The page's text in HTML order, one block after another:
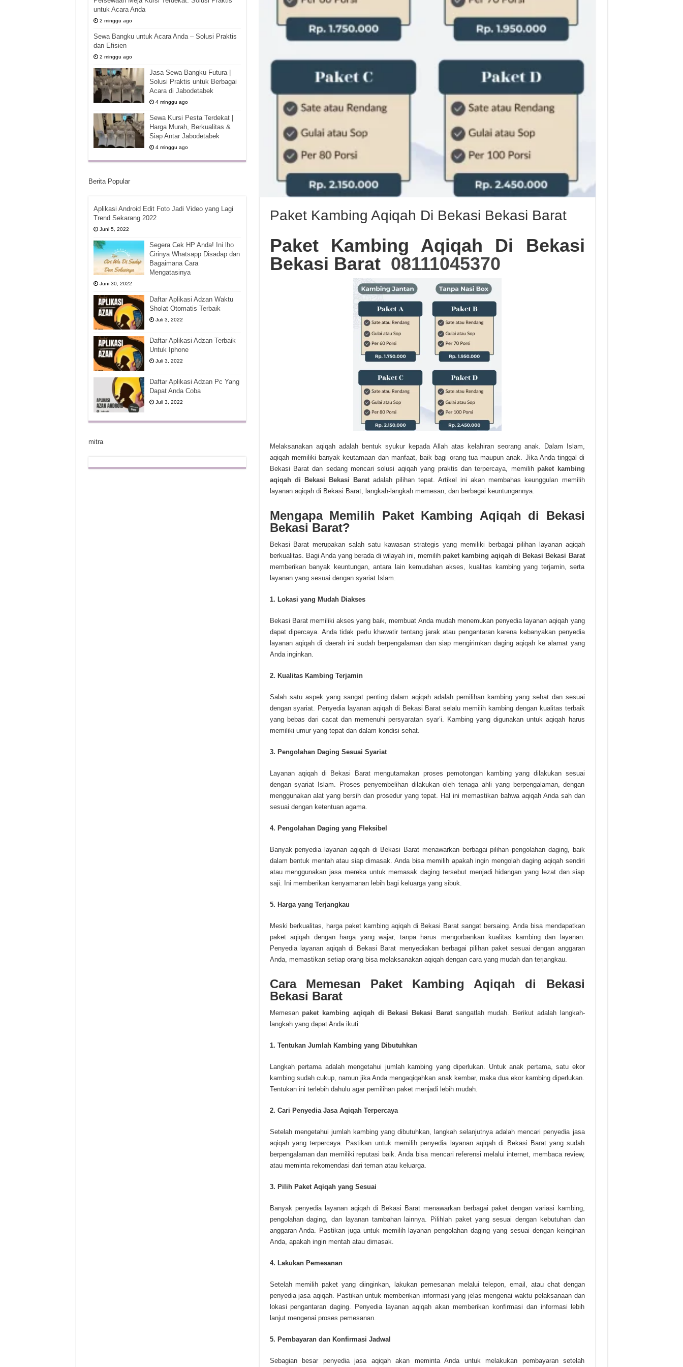
Paket Kambing Aqiqah Di Bekasi Bekasi Barat
Paket Kambing Aqiqah Di Bekasi
Bekasi Barat 08111045370
Melaksanakan aqiqah adalah bentuk syukur kepada Allah atas kelahiran seorang anak. Dalam Islam,
aqiqah memiliki banyak keutamaan dan manfaat, baik bagi orang tua maupun anak. Jika Anda tinggal di
Bekasi Barat dan sedang mencari solusi aqiqah yang praktis dan terpercaya, memilih paket kambing
aqiqah di Bekasi Bekasi Barat adalah pilihan tepat. Artikel ini akan membahas keunggulan memilih
layanan aqiqah di Bekasi Barat, langkah-langkah memesan, dan berbagai keuntungannya.
Mengapa Memilih Paket Kambing Aqiqah di Bekasi
Bekasi Barat?
Bekasi Barat merupakan salah satu kawasan strategis yang memiliki berbagai pilihan layanan aqiqah
berkualitas. Bagi Anda yang berada di wilayah ini, memilih paket kambing aqiqah di Bekasi Bekasi Barat
memberikan banyak keuntungan, antara lain kemudahan akses, kualitas kambing yang terjamin, serta
layanan yang sesuai dengan syariat Islam.
1. Lokasi yang Mudah Diakses
Bekasi Barat memiliki akses yang baik, membuat Anda mudah menemukan penyedia layanan aqiqah yang
dapat dipercaya. Anda tidak perlu khawatir tentang jarak atau pengantaran karena kebanyakan penyedia
layanan aqiqah di daerah ini sudah berpengalaman dan siap mengirimkan daging aqiqah ke alamat yang
Anda inginkan.
2. Kualitas Kambing Terjamin
Salah satu aspek yang sangat penting dalam aqiqah adalah pemilihan kambing yang sehat dan sesuai
dengan syariat. Penyedia layanan aqiqah di Bekasi Barat selalu memilih kambing dengan kualitas terbaik
yang bebas dari cacat dan memenuhi persyaratan syar’i. Kambing yang digunakan untuk aqiqah harus
memiliki umur yang tepat dan dalam kondisi sehat.
3. Pengolahan Daging Sesuai Syariat
Layanan aqiqah di Bekasi Barat mengutamakan proses pemotongan kambing yang dilakukan sesuai
dengan syariat Islam. Proses penyembelihan dilakukan oleh tenaga ahli yang berpengalaman, dengan
menggunakan alat yang bersih dan prosedur yang tepat. Hal ini memastikan bahwa aqiqah Anda sah dan
sesuai dengan ketentuan agama.
4. Pengolahan Daging yang Fleksibel
Banyak penyedia layanan aqiqah di Bekasi Barat menawarkan berbagai pilihan pengolahan daging, baik
dalam bentuk mentah atau siap dimasak. Anda bisa memilih apakah ingin mengolah daging aqiqah sendiri
atau menggunakan jasa mereka untuk memasak daging tersebut menjadi hidangan yang lezat dan siap
saji. Ini memberikan kenyamanan lebih bagi keluarga yang sibuk.
5. Harga yang Terjangkau
Meski berkualitas, harga paket kambing aqiqah di Bekasi Barat sangat bersaing. Anda bisa mendapatkan
paket aqiqah dengan harga yang wajar, tanpa harus mengorbankan kualitas kambing dan layanan.
Penyedia layanan aqiqah di Bekasi Barat menyediakan berbagai pilihan paket sesuai dengan anggaran
Anda, memastikan setiap orang bisa melaksanakan aqiqah dengan cara yang mudah dan terjangkau.
Cara Memesan Paket Kambing Aqiqah di Bekasi
Bekasi Barat
Memesan paket kambing aqiqah di Bekasi Bekasi Baratsangatlah mudah. Berikut adalah langkah-
langkah yang dapat Anda ikuti:
1. Tentukan Jumlah Kambing yang Dibutuhkan
Langkah pertama adalah mengetahui jumlah kambing yang diperlukan. Untuk anak pertama, satu ekor
kambing sudah cukup, namun jika Anda mengaqiqahkan anak kembar, maka dua ekor kambing diperlukan.
Tentukan ini terlebih dahulu agar pemilihan paket menjadi lebih mudah.
2. Cari Penyedia Jasa Aqiqah Terpercaya
Setelah mengetahui jumlah kambing yang dibutuhkan, langkah selanjutnya adalah mencari penyedia jasa
aqiqah yang terpercaya. Pastikan untuk memilih penyedia layanan aqiqah di Bekasi Barat yang sudah
berpengalaman dan memiliki reputasi baik. Anda bisa mencari referensi melalui internet, membaca review,
atau meminta rekomendasi dari teman atau keluarga.
3. Pilih Paket Aqiqah yang Sesuai
Banyak penyedia layanan aqiqah di Bekasi Barat menawarkan berbagai paket dengan variasi kambing,
pengolahan daging, dan layanan tambahan lainnya. Pilihlah paket yang sesuai dengan kebutuhan dan
anggaran Anda. Pastikan juga untuk memilih layanan pengolahan daging yang sesuai dengan keinginan
Anda, apakah ingin mentah atau dimasak.
4. Lakukan Pemesanan
Setelah memilih paket yang diinginkan, lakukan pemesanan melalui telepon, email, atau chat dengan
penyedia jasa aqiqah. Pastikan untuk memberikan informasi yang jelas mengenai waktu pelaksanaan dan
lokasi pengantaran daging. Penyedia layanan aqiqah akan memberikan konfirmasi dan informasi lebih
lanjut mengenai proses pemesanan.
5. Pembayaran dan Konfirmasi Jadwal
Sebagian besar penyedia jasa aqiqah akan meminta Anda untuk melakukan pembayaran setelah
untuk Acara Anda
2 minggu ago
Sewa Bangku untuk Acara Anda – Solusi Praktis
dan Efisien
2 minggu ago
Jasa Sewa Bangku Futura |
Solusi Praktis untuk Berbagai
Acara di Jabodetabek
4 minggu ago
Sewa Kursi Pesta Terdekat |
Harga Murah, Berkualitas &
Siap Antar Jabodetabek
4 minggu ago
Berita Popular
Aplikasi Android Edit Foto Jadi Video yang Lagi
Trend Sekarang 2022
Juni 5, 2022
Segera Cek HP Anda! Ini lho
Cirinya Whatsapp Disadap dan
Bagaimana Cara
Mengatasinya
Juni 30, 2022
Daftar Aplikasi Adzan Waktu
Sholat Otomatis Terbaik
Juli 3, 2022
Daftar Aplikasi Adzan Terbaik
Untuk Iphone
Juli 3, 2022
Daftar Aplikasi Adzan Pc Yang
Dapat Anda Coba
Juli 3, 2022
mitra